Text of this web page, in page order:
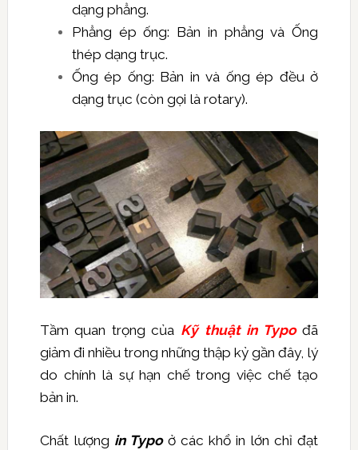
dạng phẳng.
Phẳng ép ống: Bản in phẳng và Ống
thép dạng trục.
Ống ép ống: Bản in và ống ép đều ở
dạng trục (còn gọi là rotary).
Tầm quan trọng của Kỹ thuật in Typođã
giảm đi nhiều trong những thập kỷ gần đây, lý
do chính là sự hạn chế trong việc chế tạo
bản in.
Chất lượng in Typoở các khổ in lớn chỉ đạt